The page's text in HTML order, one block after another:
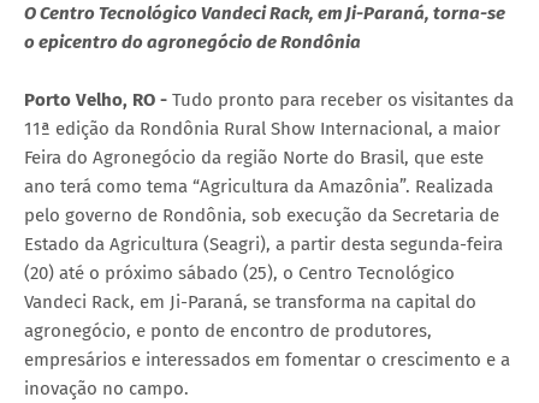
O Centro Tecnológico Vandeci Rack, em Ji-Paraná, torna-se
o epicentro do agronegócio de Rondônia
Porto Velho, RO - Tudo pronto para receber os visitantes da
11ª edição da Rondônia Rural Show Internacional, a maior
Feira do Agronegócio da região Norte do Brasil, que este
ano terá como tema “Agricultura da Amazônia”. Realizada
pelo governo de Rondônia, sob execução da Secretaria de
Estado da Agricultura (Seagri), a partir desta segunda-feira
(20) até o próximo sábado (25), o Centro Tecnológico
Vandeci Rack, em Ji-Paraná, se transforma na capital do
agronegócio, e ponto de encontro de produtores,
empresários e interessados em fomentar o crescimento e a
inovação no campo.